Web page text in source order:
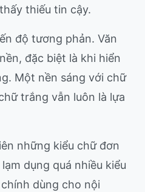
thiếu tin cậy.
độ tương phản. Văn
đặc biệt là khi hiển
Một nền sáng với chữ
trắng vẫn luôn là lựa
những kiểu chữ đơn
dụng quá nhiều kiểu
dùng cho nội